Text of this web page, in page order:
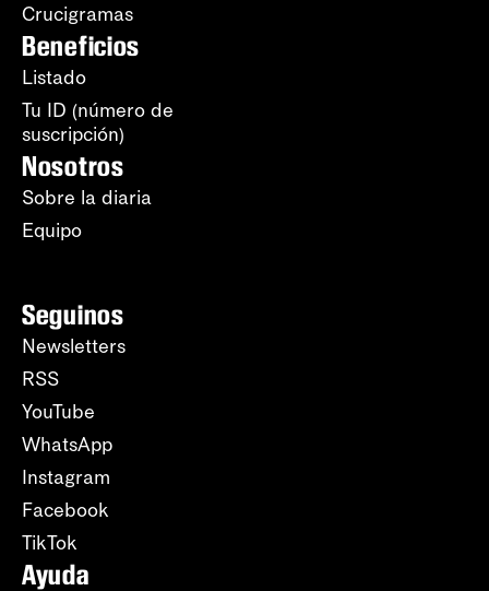
Crucigramas
Beneficios
Listado
Tu ID (número de
suscripción)
Nosotros
Sobre la diaria
Equipo
Seguinos
Newsletters
RSS
YouTube
WhatsApp
Instagram
Facebook
TikTok
Ayuda